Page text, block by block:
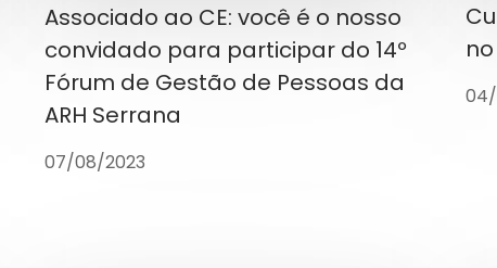
Associado ao CE: você é o nosso
convidado para participar do 14º
Fórum de Gestão de Pessoas da
ARH Serrana
07/08/2023